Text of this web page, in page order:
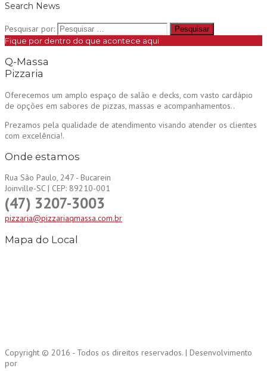
Search News
Pesquisar por:
Fique por dentro do que acontece aqui
Q-Massa
Pizzaria
Oferecemos um amplo espaço de salão e decks, com vasto cardápio
de opções em sabores de pizzas, massas e acompanhamentos..
Prezamos pela qualidade de atendimento visando atender os clientes
com excelência!.
Onde estamos
Rua São Paulo, 247 - Bucarein
Joinville-SC | CEP: 89210-001
(47) 3207-3003
pizzaria@pizzariaqmassa.com.br
Mapa do Local
Copyright © 2016 - Todos os direitos reservados. | Desenvolvimento
por